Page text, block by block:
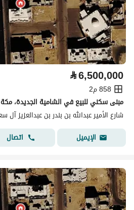
⃁6,500,000
858 م2
مبنى سكني للبيع في الشامية الجديدة، مكة
الإيميل
اتصال